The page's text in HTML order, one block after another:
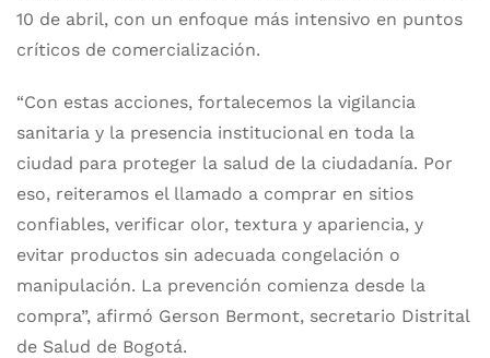
10 de abril, con un enfoque más intensivo en puntos
críticos de comercialización.
“Con estas acciones, fortalecemos la vigilancia
sanitaria y la presencia institucional en toda la
ciudad para proteger la salud de la ciudadanía. Por
eso, reiteramos el llamado a comprar en sitios
confiables, verificar olor, textura y apariencia, y
evitar productos sin adecuada congelación o
manipulación. La prevención comienza desde la
compra”, afirmó Gerson Bermont, secretario Distrital
de Salud de Bogotá.